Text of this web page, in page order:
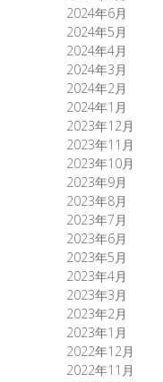
2024年6月
2024年5月
2024年4月
2024年3月
2024年2月
2024年1月
2023年12月
2023年11月
2023年10月
2023年9月
2023年8月
2023年7月
2023年6月
2023年5月
2023年4月
2023年3月
2023年2月
2023年1月
2022年12月
2022年11月